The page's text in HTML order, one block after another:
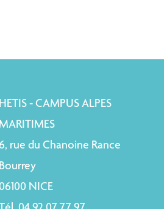
HETIS - CAMPUS ALPES
MARITIMES
rue du Chanoine Rance
Bourrey
NICE